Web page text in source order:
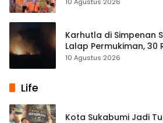
Karhutla di Simpenan
Lalap Permukiman, 30
Terancam
10 Agustus 2026
Life
Kota Sukabumi Jadi